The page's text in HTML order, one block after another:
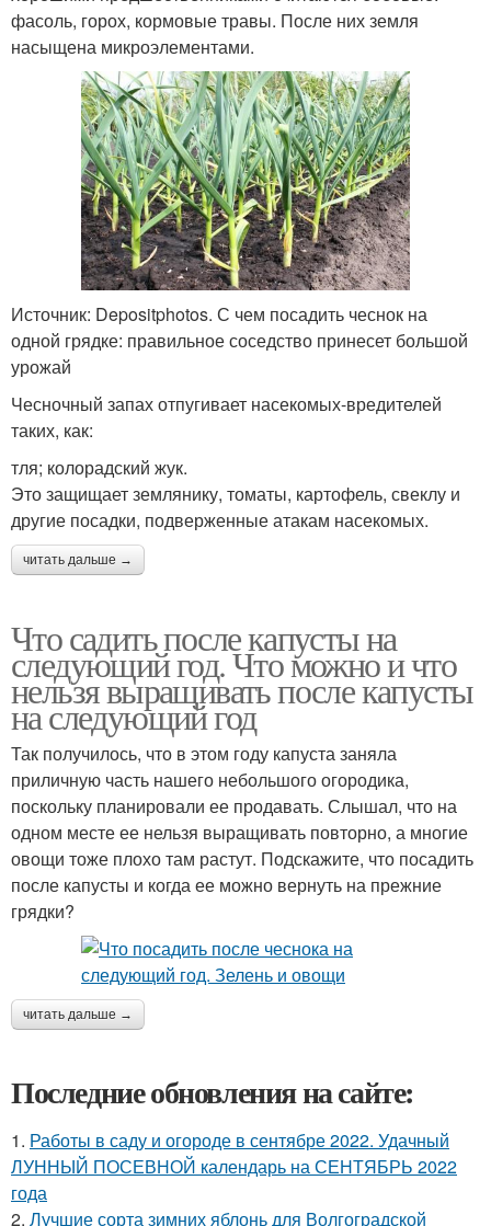
фасоль, горох, кормовые травы. После них земля
насыщена микроэлементами.
Источник: Depositphotos. С чем посадить чеснок на
одной грядке: правильное соседство принесет большой
урожай
Чесночный запах отпугивает насекомых-вредителей
таких, как:
тля; колорадский жук.
Это защищает землянику, томаты, картофель, свеклу и
другие посадки, подверженные атакам насекомых.
читать дальше →
Что садить после капусты на
следующий год. Что можно и что
нельзя выращивать после капусты
на следующий год
Так получилось, что в этом году капуста заняла
приличную часть нашего небольшого огородика,
поскольку планировали ее продавать. Слышал, что на
одном месте ее нельзя выращивать повторно, а многие
овощи тоже плохо там растут. Подскажите, что посадить
после капусты и когда ее можно вернуть на прежние
грядки?
читать дальше →
Последние обновления на сайте:
1. Работы в саду и огороде в сентябре 2022. Удачный
ЛУННЫЙ ПОСЕВНОЙ календарь на СЕНТЯБРЬ 2022
года
2. Лучшие сорта зимних яблонь для Волгоградской